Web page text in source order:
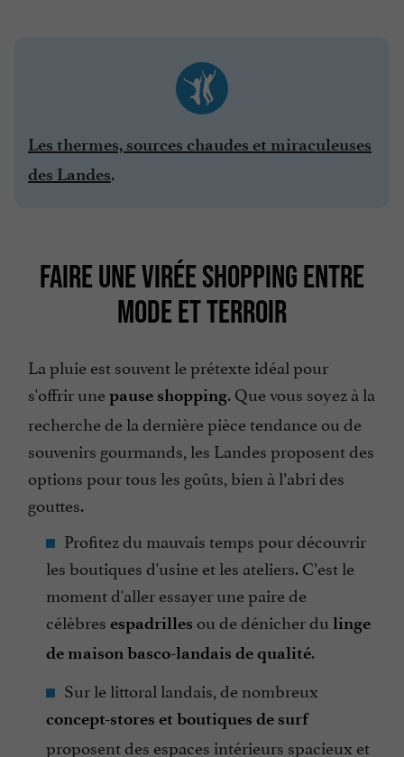
Les thermes, sources chaudes et miraculeuses
des Landes.
FAIRE UNE VIRÉE SHOPPING ENTRE
MODE ET TERROIR
La pluie est souvent le prétexte idéal pour
s'offrir unepause shopping. Que vous soyez à la
recherche de la dernière pièce tendance ou de
souvenirs gourmands, les Landes proposent des
options pour tous les goûts, bien à l’abri des
gouttes.
Profitez du mauvais temps pour découvrir
les boutiques d'usine et les ateliers. C’est le
moment d'aller essayer une paire de
célèbres espadrilles ou de dénicher du linge
de maison basco-landais de qualité.
Sur le littoral landais, de nombreux
concept-stores et boutiques de surf
proposent des espaces intérieurs spacieux et